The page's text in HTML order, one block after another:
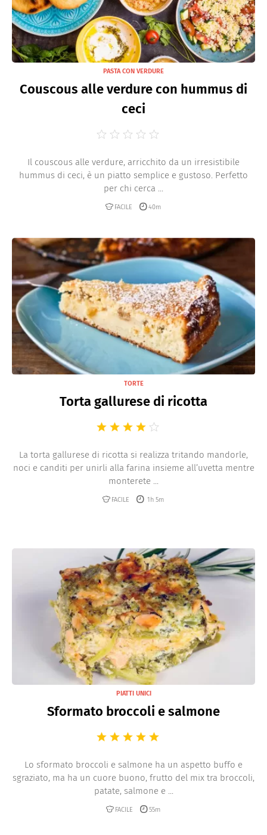
PASTA CON VERDURE
Couscous alle verdure con hummus di
ceci
Il couscous alle verdure, arricchito da un irresistibile
hummus di ceci, è un piatto semplice e gustoso. Perfetto
per chi cerca ...
FACILE 40m
TORTE
Torta gallurese di ricotta
La torta gallurese di ricotta si realizza tritando mandorle,
noci e canditi per unirli alla farina insieme all’uvetta mentre
monterete ...
FACILE 1h 5m
PIATTI UNICI
Sformato broccoli e salmone
Lo sformato broccoli e salmone ha un aspetto buffo e
sgraziato, ma ha un cuore buono, frutto del mix tra broccoli,
patate, salmone e ...
FACILE 55m